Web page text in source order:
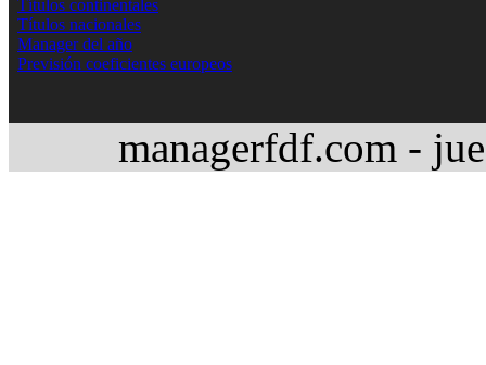
Títulos continentales
Títulos nacionales
Manager del año
Previsión coeficientes europeos
managerfdf.com -